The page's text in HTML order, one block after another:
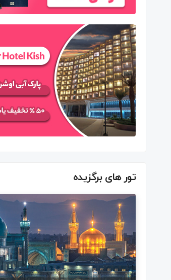
تور های برگزیده